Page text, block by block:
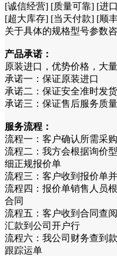
[诚信经营] [质量可靠] [进
[超大库存] [当天付款] [顺
关于具体的规格型号参数
产品承诺：
原装进口，优势价格，大量
承诺一：保证原装进口
承诺二：保证安全准时发货
承诺三：保证售后服务质量
服务流程：
流程一：客户确认所需采
流程二：我方会根据询价
细正规报价单
流程三：客户收到报价单
流程四：报价单销售人员
合同
流程五：客户收到合同查
汇款到公司开户行
流程六：我公司财务查到
跟踪运单